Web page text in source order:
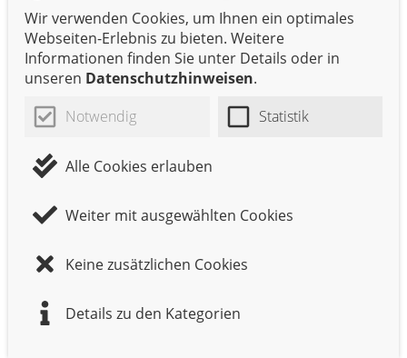
ICON 3+ in Pommelsbrunn
Wir verwenden Cookies, um Ihnen ein optimales
Webseiten-Erlebnis zu bieten. Weitere
Informationen finden Sie unter Details oder in
unseren Datenschutzhinweisen.
Notwendig
Statistik
Alle Cookies erlauben
Weiter mit ausgewählten Cookies
Keine zusätzlichen Cookies
Details zu den Kategorien